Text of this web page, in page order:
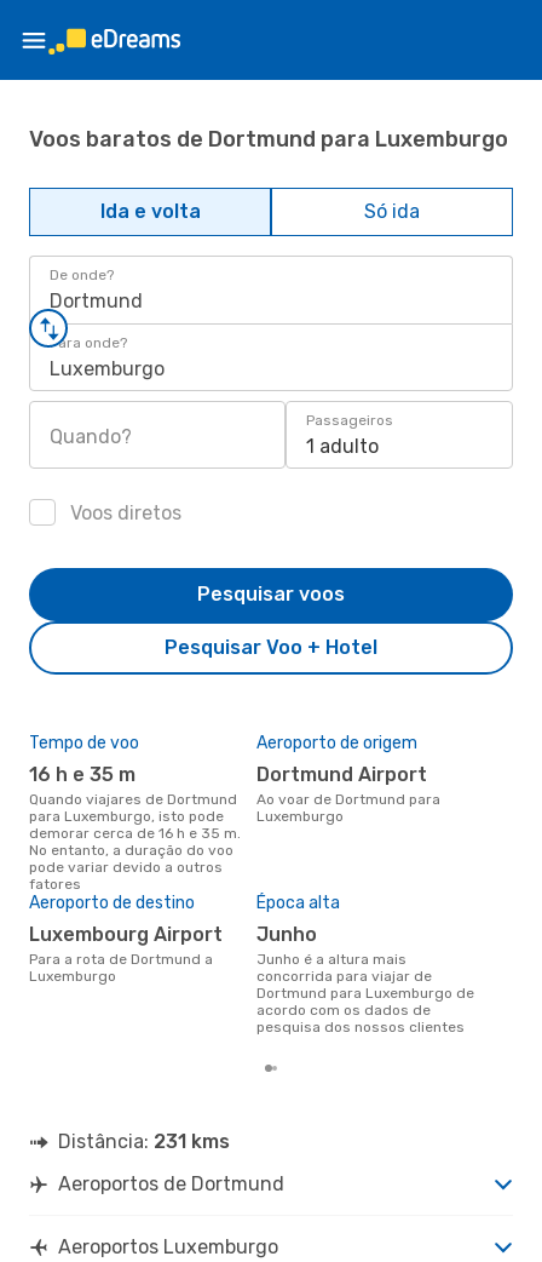
Voos baratos de Dortmund para Luxemburgo
Ida e volta Só ida
De onde?
Dortmund
Para onde?
Luxemburgo
Quando?
Passageiros
1 adulto
Voos diretos
Pesquisar Voo + Hotel
Pesquisar voos
Tempo de voo
16 h e 35 m
Quando viajares de Dortmund
para Luxemburgo, isto pode
demorar cerca de 16 h e 35 m.
No entanto, a duração do voo
pode variar devido a outros
fatores
Aeroporto de origem
Dortmund Airport
Ao voar de Dortmund para
Luxemburgo
Aeroporto de destino
Luxembourg Airport
Para a rota de Dortmund a
Luxemburgo
Época alta
junho
junho é a altura mais
concorrida para viajar de
Dortmund para Luxemburgo de
acordo com os dados de
pesquisa dos nossos clientes
Distância: 231 kms
Aeroportos de Dortmund
Aeroportos Luxemburgo